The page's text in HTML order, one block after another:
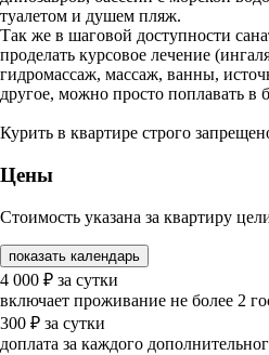
туалетом и душем пляж.
Так же в шаговой доступности
проделать курсовое лечение
гидромассаж, массаж, ванны,
другое, можно просто поплавать в
Курить в квартире строго
Цены
Стоимость указана за квартиру
показать календарь
4 000 ₽ за сутки
включает проживание не более 2
300 ₽ за сутки
доплата за каждого